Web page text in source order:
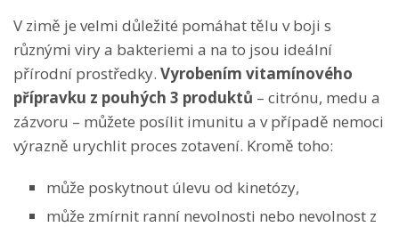
V zimě je velmi důležité pomáhat tělu v boji s
různými viry a bakteriemi a na to jsou ideální
přírodní prostředky. Vyrobením vitamínového
přípravku z pouhých 3 produktů – citrónu, medu a
zázvoru – můžete posílit imunitu a v případě nemoci
výrazně urychlit proces zotavení. Kromě toho:
může poskytnout úlevu od kinetózy,
může zmírnit ranní nevolnosti nebo nevolnost z